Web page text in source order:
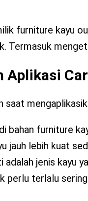
furniture kayu
Termasuk
Aplikasi
saat
bahan furniture
jauh lebih kuat
adalah jenis kayu
perlu terlalu